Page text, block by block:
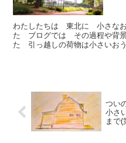
わたしたちは 東北に 小さなお
た ブログでは その過程や背
た 引っ越しの荷物は小さいお
つい
小さ
まで(